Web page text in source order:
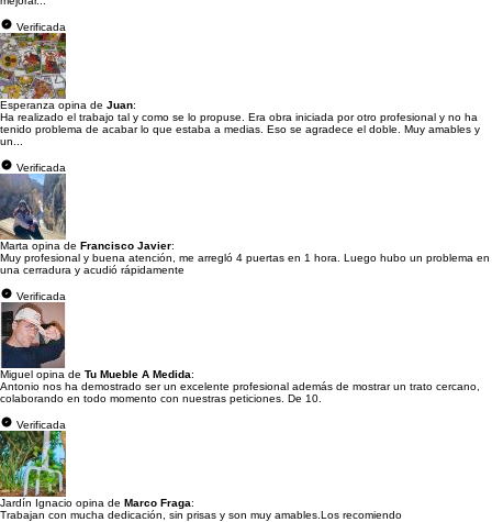
Verificada
Esperanza opina de Juan:
Ha realizado el trabajo tal y como se lo propuse. Era obra iniciada por otro profesional y no ha
tenido problema de acabar lo que estaba a medias. Eso se agradece el doble. Muy amables y
un...
Verificada
Marta opina de Francisco Javier:
Muy profesional y buena atención, me arregló 4 puertas en 1 hora. Luego hubo un problema en
una cerradura y acudió rápidamente
Verificada
Miguel opina de Tu Mueble A Medida:
Antonio nos ha demostrado ser un excelente profesional además de mostrar un trato cercano,
colaborando en todo momento con nuestras peticiones. De 10.
Verificada
Jardín Ignacio opina de Marco Fraga:
Trabajan con mucha dedicación, sin prisas y son muy amables.Los recomiendo